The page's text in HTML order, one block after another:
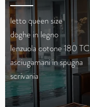
letto queen size
doghe in legno
lenzuola cotone 180 TC
asciugamani in spugna
scrivania